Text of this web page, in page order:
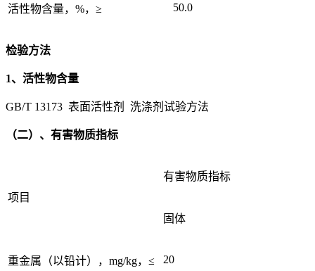
活性物含量，%，≥ 50.0
检验方法
1、活性物含量
GB/T 13173 表面活性剂 洗涤剂试验方法
（二）、有害物质指标
项目
有害物质指标
固体
重金属（以铅计），mg/kg，≤ 20